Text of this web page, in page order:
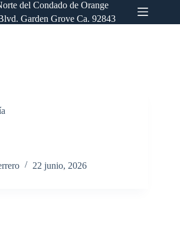
del Condado de Orange
Garden Grove Ca. 92843
22 junio, 2026